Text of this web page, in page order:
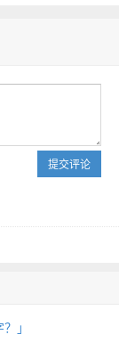
提交评论
」